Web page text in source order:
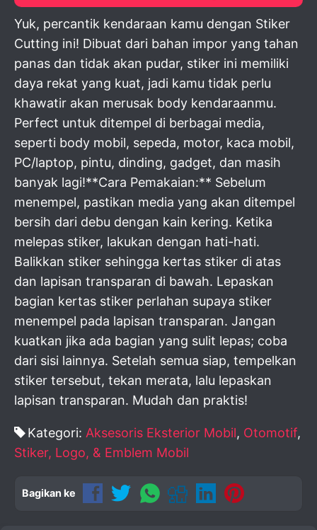
Yuk, percantik kendaraan kamu dengan Stiker
Cutting ini! Dibuat dari bahan impor yang tahan
panas dan tidak akan pudar, stiker ini memiliki
daya rekat yang kuat, jadi kamu tidak perlu
khawatir akan merusak body kendaraanmu.
Perfect untuk ditempel di berbagai media,
seperti body mobil, sepeda, motor, kaca mobil,
PC/laptop, pintu, dinding, gadget, dan masih
banyak lagi!**Cara Pemakaian:** Sebelum
menempel, pastikan media yang akan ditempel
bersih dari debu dengan kain kering. Ketika
melepas stiker, lakukan dengan hati-hati.
Balikkan stiker sehingga kertas stiker di atas
dan lapisan transparan di bawah. Lepaskan
bagian kertas stiker perlahan supaya stiker
menempel pada lapisan transparan. Jangan
kuatkan jika ada bagian yang sulit lepas; coba
dari sisi lainnya. Setelah semua siap, tempelkan
stiker tersebut, tekan merata, lalu lepaskan
lapisan transparan. Mudah dan praktis!
Kategori: Aksesoris Eksterior Mobil, Otomotif,
Stiker, Logo, & Emblem Mobil
Bagikan ke